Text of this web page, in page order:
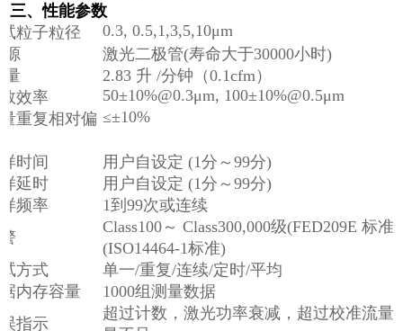
三、性能参数
粒子粒径
0.3, 0.5,1,3,5,10μm
源
激光二极管(寿命大于30000小时)
量
2.83 升 /分钟（0.1cfm）
效率
50±10%@0.3μm, 100±10%@0.5μm
重复相对偏 ≤±10%
时间
用户自设定 (1分～99分)
延时
用户自设定 (1分～99分)
频率
1到99次或连续
Class100～ Class300,000级(FED209E 标准
(ISO14464-1标准)
方式
单一/重复/连续/定时/平均
内存容量
1000组测量数据
指示
超过计数，激光功率衰减，超过校准流量